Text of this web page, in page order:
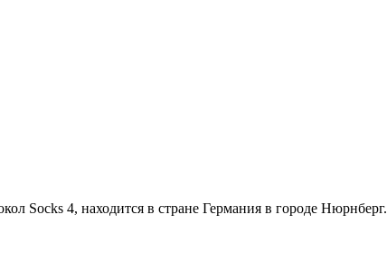
Socks 4, находится в стране Германия в городе Нюрнберг.